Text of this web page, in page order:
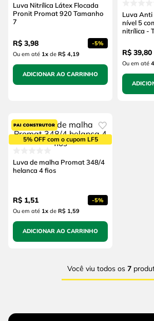
Luva Nitrílica Látex Flocada
Pronit Promat 920 Tamanho
7
R$ 3,98 -5%
Ou em até 1xde R$ 4,19
ADICIONAR AO CARRINHO
Luva
nível 5
nitrílica -
R$ 39,80
Ou em até 4
5% OFF com o cupom LF5
Luva de malha Promat 348/4
helanca 4 fios
R$ 1,51 -5%
Ou em até 1xde R$ 1,59
ADICIONAR AO CARRINHO
Você viu todos os 7